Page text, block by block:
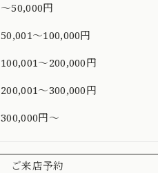
～50,000円
50,001～100,000円
100,001～200,000円
200,001～300,000円
300,000円～
ご来店予約